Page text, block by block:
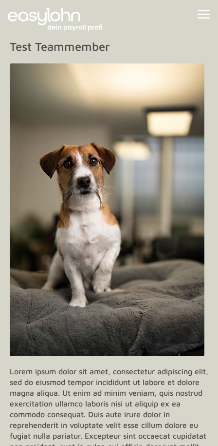
Test Teammember
Lorem ipsum dolor sit amet, consectetur adipiscing elit,
sed do eiusmod tempor incididunt ut labore et dolore
magna aliqua. Ut enim ad minim veniam, quis nostrud
exercitation ullamco laboris nisi ut aliquip ex ea
commodo consequat. Duis aute irure dolor in
reprehenderit in voluptate velit esse cillum dolore eu
fugiat nulla pariatur. Excepteur sint occaecat cupidatat